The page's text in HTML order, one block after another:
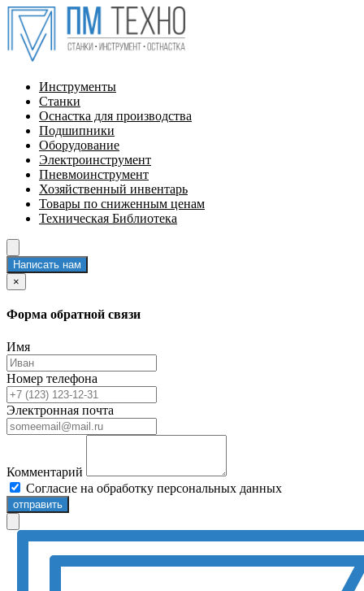
Инструменты
Станки
Оснастка для производства
Подшипники
Оборудование
Электроинструмент
Пневмоинструмент
Хозяйственный инвентарь
Товары по сниженным ценам
Техническая Библиотека
Написать нам
×
Форма обратной связи
Имя
Номер телефона
Электронная почта
Комментарий
Согласие на обработку персональных данных
отправить